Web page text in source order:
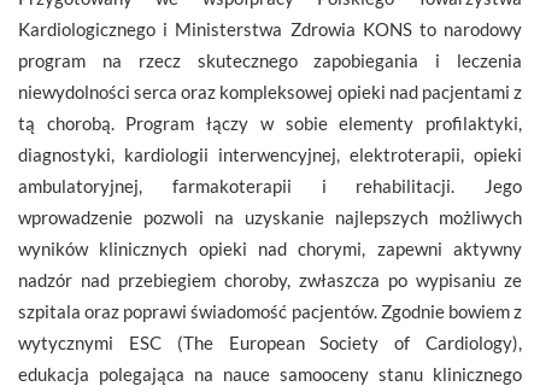
Kardiologicznego i Ministerstwa Zdrowia KONS to narodowy
program na rzecz skutecznego zapobiegania i leczenia
niewydolności serca oraz kompleksowej opieki nad pacjentami z
tą chorobą. Program łączy w sobie elementy profilaktyki,
diagnostyki, kardiologii interwencyjnej, elektroterapii, opieki
ambulatoryjnej, farmakoterapii i rehabilitacji. Jego
wprowadzenie pozwoli na uzyskanie najlepszych możliwych
wyników klinicznych opieki nad chorymi, zapewni aktywny
nadzór nad przebiegiem choroby, zwłaszcza po wypisaniu ze
szpitala oraz poprawi świadomość pacjentów. Zgodnie bowiem z
wytycznymi ESC (The European Society of Cardiology),
edukacja polegająca na nauce samooceny stanu klinicznego